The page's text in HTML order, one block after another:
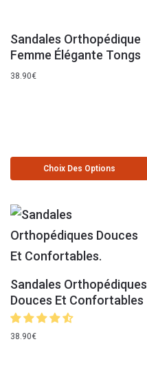
Sandales Orthopédique
Femme Élégante Tongs
38.90€
Choix Des Options
Sandales Orthopédiques
Douces Et Confortables
38.90€